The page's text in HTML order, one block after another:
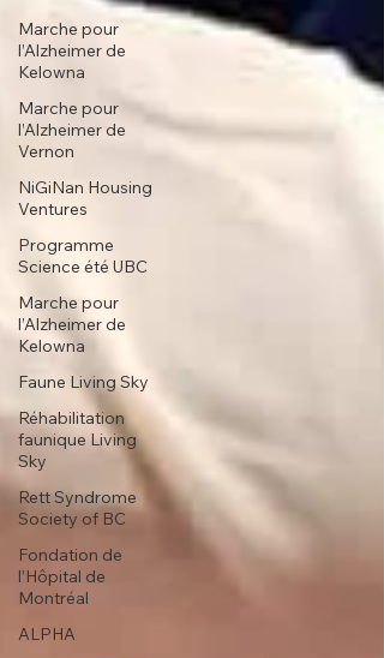
Marche pour
l’Alzheimer de
Kelowna
Marche pour
l’Alzheimer de
Vernon
NiGiNan Housing
Ventures
Programme
Science été UBC
Marche pour
l’Alzheimer de
Kelowna
Faune Living Sky
Réhabilitation
faunique Living
Sky
Rett Syndrome
Society of BC
Fondation de
l’Hôpital de
Montréal
ALPHA